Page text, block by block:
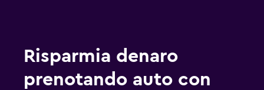
Risparmia denaro
prenotando auto con